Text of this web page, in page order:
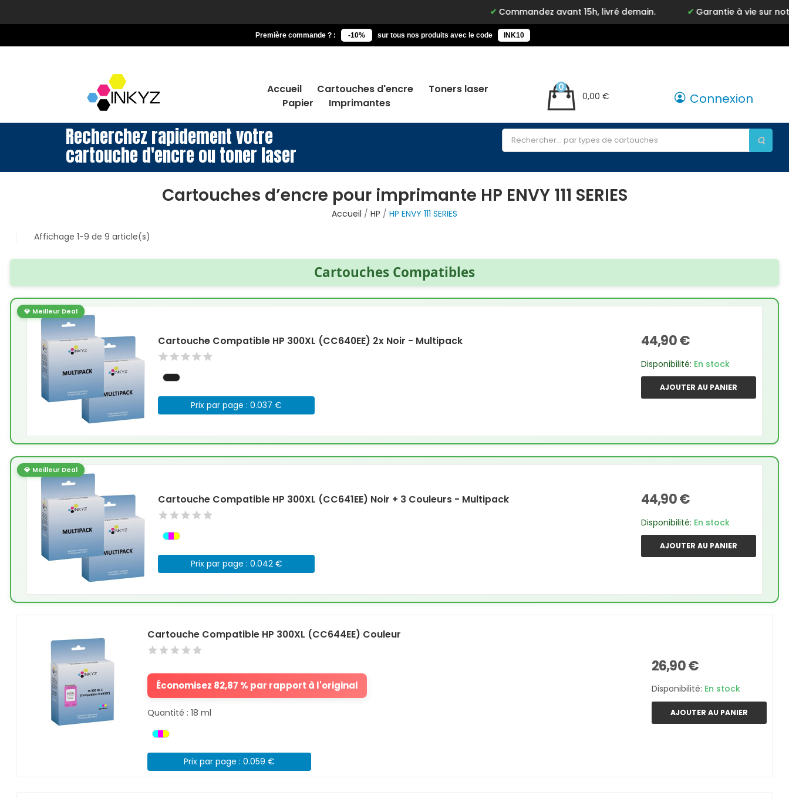
Commandez avant 15h, livré demain. Garantie à vie sur notre marque
Première commande ? : -10% sur tous nos produits avec le code INK10
Accueil Cartouches d'encre
Toners laser
Papier
Imprimantes
0,00 €
0
Connexion
Recherchez rapidement votre
cartouche d'encre ou toner laser
Cartouches d’encre pour imprimante HP ENVY 111 SERIES
Accueil HP
HP ENVY 111 SERIES
Affichage 1-9 de 9 article(s)
Cartouches Compatibles
💎 Meilleur Deal
Cartouche Compatible HP 300XL (CC640EE) 2x Noir - Multipack
Prix par page : 0.037 €
44,90 €
Disponibilité: En stock
AJOUTER AU PANIER
💎 Meilleur Deal
Cartouche Compatible HP 300XL (CC641EE) Noir + 3 Couleurs - Multipack
Prix par page : 0.042 €
44,90 €
Disponibilité: En stock
AJOUTER AU PANIER
Cartouche Compatible HP 300XL (CC644EE) Couleur
Économisez 82,87 % par rapport à l'original
Quantité : 18 ml
Prix par page : 0.059 €
26,90 €
Disponibilité: En stock
AJOUTER AU PANIER